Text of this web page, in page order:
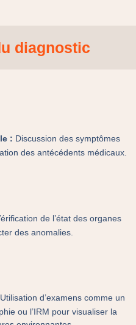
diagnostic
: Discussion des symptômes
des antécédents médicaux.
de l’état des organes
des anomalies.
Utilisation d’examens comme un
ou l’IRM pour visualiser la